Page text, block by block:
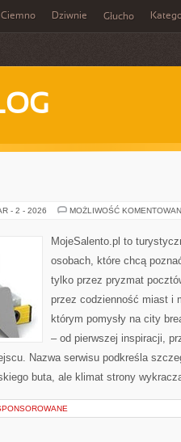
Ciemno Dziwnie Głucho
- 2 - 2026 MOŻLIWOŚĆ
MojeSalento.pl to
osobach, które chcą
tylko przez pryzmat
przez codzienność miast i
którym pomysły na city
– od pierwszej inspiracji,
Nazwa serwisu podkreśla
buta, ale klimat strony